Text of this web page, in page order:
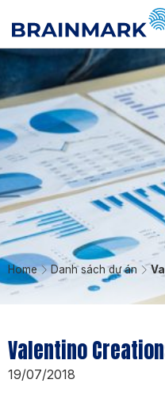
Home Danh sách dự án
Valentino
19/07/2018